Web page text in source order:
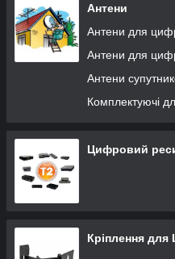
Антени
Антени для
Антени для
Антени
Комплектуючі
Цифровий
Кріплення для